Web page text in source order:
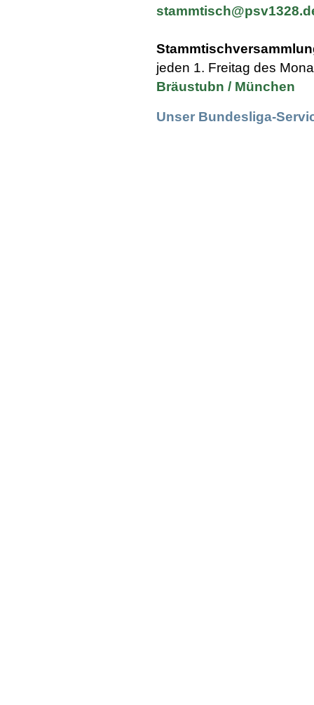
jeden 1. Freitag des
Bräustubn / München
Unser Bundesliga-